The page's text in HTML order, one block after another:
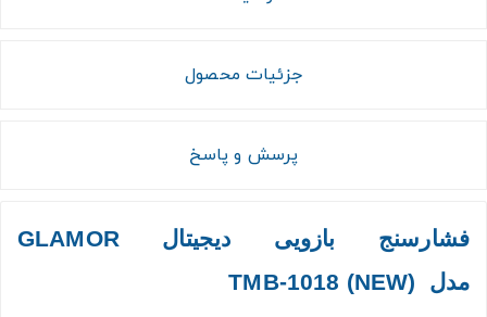
جزئیات محصول
پرسش و پاسخ
فشارسنج بازویی دیجیتال GLAMOR
مدل
(NEW)
TMB-1018